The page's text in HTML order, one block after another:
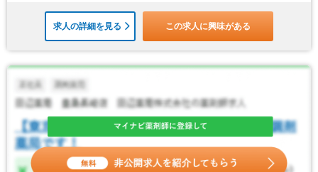
求人の詳細を見る この求人に興味がある